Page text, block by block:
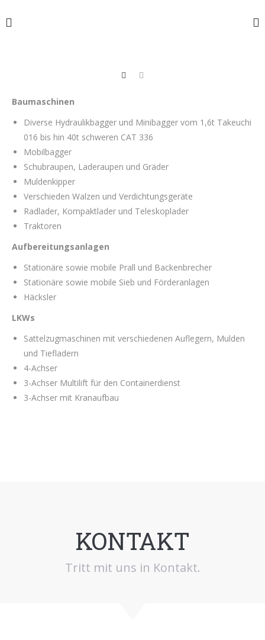
Baumaschinen
Diverse Hydraulikbagger und Minibagger vom 1,6t Takeuchi
016 bis hin 40t schweren CAT 336
Mobilbagger
Schubraupen, Laderaupen und Gräder
Muldenkipper
Verschieden Walzen und Verdichtungsgeräte
Radlader, Kompaktlader und Teleskoplader
Traktoren
Aufbereitungsanlagen
Stationäre sowie mobile Prall und Backenbrecher
Stationäre sowie mobile Sieb und Förderanlagen
Häcksler
LKWs
Sattelzugmaschinen mit verschiedenen Auflegern, Mulden
und Tiefladern
4-Achser
3-Achser Multilift für den Containerdienst
3-Achser mit Kranaufbau
KONTAKT
Tritt mit uns in Kontakt.